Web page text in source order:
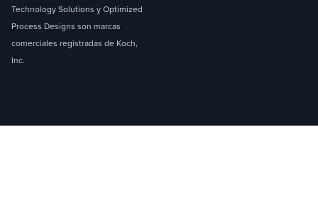
Technology Solutions y Optimized
Process Designs son marcas
comerciales registradas de Koch,
Inc.